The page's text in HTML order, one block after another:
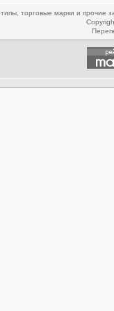
торговые марки и прочие